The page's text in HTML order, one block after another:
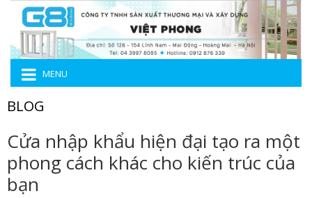
MENU
BLOG
Cửa nhập khẩu hiện đại tạo ra một
phong cách khác cho kiến trúc của
bạn